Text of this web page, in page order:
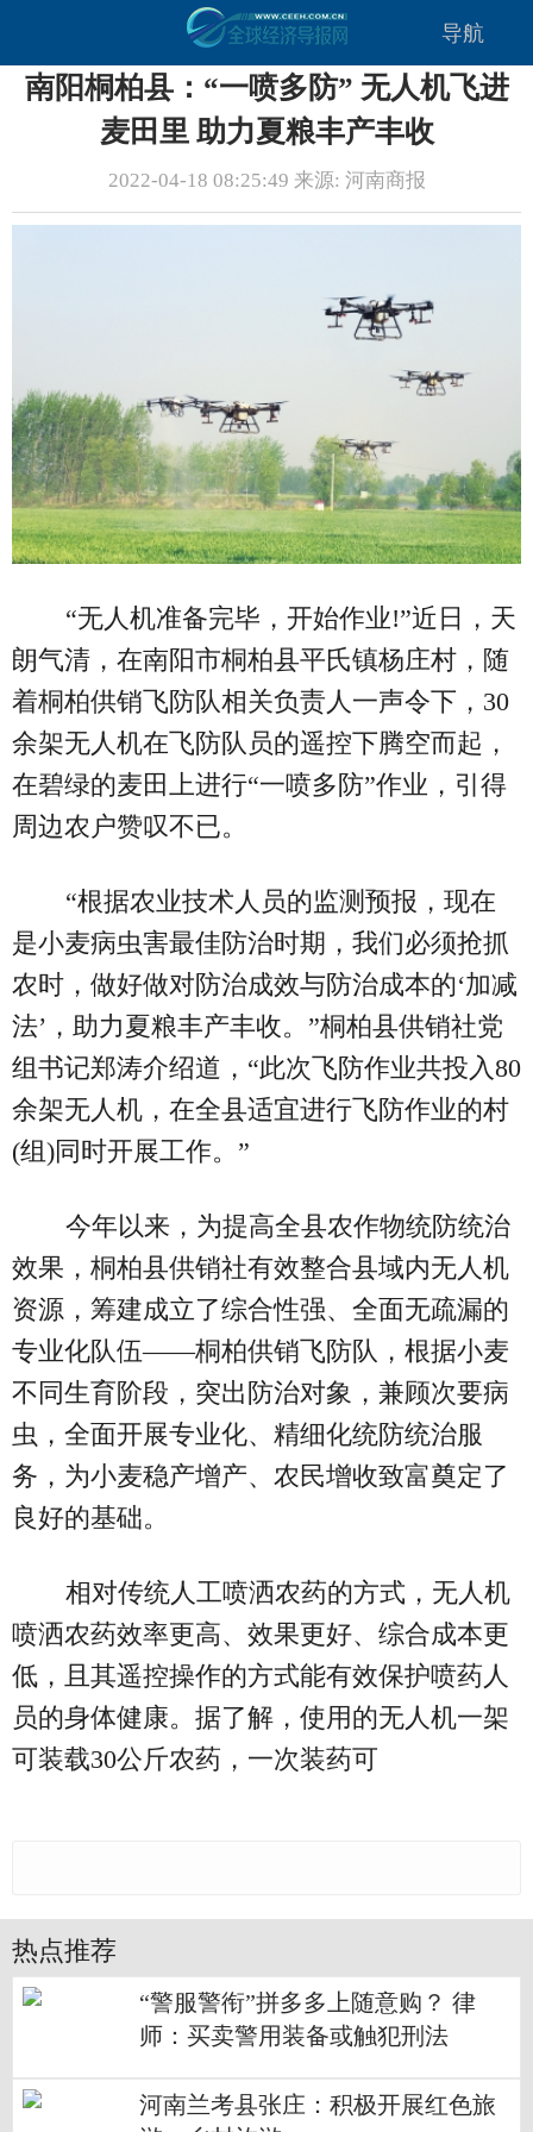
导航
南阳桐柏县：“一喷多防” 无人机飞进
麦田里 助力夏粮丰产丰收
2022-04-18 08:25:49 来源: 河南商报
“无人机准备完毕，开始作业!”近日，天
朗气清，在南阳市桐柏县平氏镇杨庄村，随
着桐柏供销飞防队相关负责人一声令下，30
余架无人机在飞防队员的遥控下腾空而起，
在碧绿的麦田上进行“一喷多防”作业，引得
周边农户赞叹不已。
“根据农业技术人员的监测预报，现在
是小麦病虫害最佳防治时期，我们必须抢抓
农时，做好做对防治成效与防治成本的‘加减
法’，助力夏粮丰产丰收。”桐柏县供销社党
组书记郑涛介绍道，“此次飞防作业共投入80
余架无人机，在全县适宜进行飞防作业的村
(组)同时开展工作。”
今年以来，为提高全县农作物统防统治
效果，桐柏县供销社有效整合县域内无人机
资源，筹建成立了综合性强、全面无疏漏的
专业化队伍——桐柏供销飞防队，根据小麦
不同生育阶段，突出防治对象，兼顾次要病
虫，全面开展专业化、精细化统防统治服
务，为小麦稳产增产、农民增收致富奠定了
良好的基础。
相对传统人工喷洒农药的方式，无人机
喷洒农药效率更高、效果更好、综合成本更
低，且其遥控操作的方式能有效保护喷药人
员的身体健康。据了解，使用的无人机一架
可装载30公斤农药，一次装药可
热点推荐
“警服警衔”拼多多上随意购？ 律
师：买卖警用装备或触犯刑法
河南兰考县张庄：积极开展红色旅